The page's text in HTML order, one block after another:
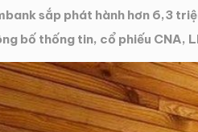
sắp phát hành hơn 6,3
bố thống tin, cổ phiếu CNA,